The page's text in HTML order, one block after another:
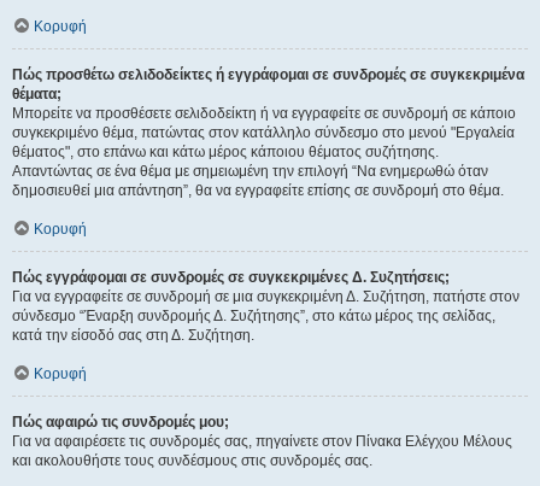
Κορυφή
Πώς προσθέτω σελιδοδείκτες ή εγγράφομαι σε συνδρομές σε συγκεκριμένα
θέματα;
Μπορείτε να προσθέσετε σελιδοδείκτη ή να εγγραφείτε σε συνδρομή σε κάποιο
συγκεκριμένο θέμα, πατώντας στον κατάλληλο σύνδεσμο στο μενού "Εργαλεία
θέματος", στο επάνω και κάτω μέρος κάποιου θέματος συζήτησης.
Απαντώντας σε ένα θέμα με σημειωμένη την επιλογή “Να ενημερωθώ όταν
δημοσιευθεί μια απάντηση”, θα να εγγραφείτε επίσης σε συνδρομή στο θέμα.
Κορυφή
Πώς εγγράφομαι σε συνδρομές σε συγκεκριμένες Δ. Συζητήσεις;
Για να εγγραφείτε σε συνδρομή σε μια συγκεκριμένη Δ. Συζήτηση, πατήστε στον
σύνδεσμο “Έναρξη συνδρομής Δ. Συζήτησης”, στο κάτω μέρος της σελίδας,
κατά την είσοδό σας στη Δ. Συζήτηση.
Κορυφή
Πώς αφαιρώ τις συνδρομές μου;
Για να αφαιρέσετε τις συνδρομές σας, πηγαίνετε στον Πίνακα Ελέγχου Μέλους
και ακολουθήστε τους συνδέσμους στις συνδρομές σας.